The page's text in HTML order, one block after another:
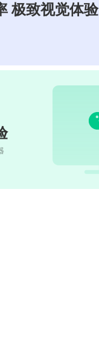
极致视觉体验